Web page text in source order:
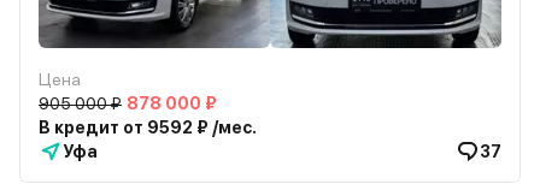
Цена
905 000 ₽ 878 000 ₽
В кредит от 9592 ₽ /мес.
Уфа
37